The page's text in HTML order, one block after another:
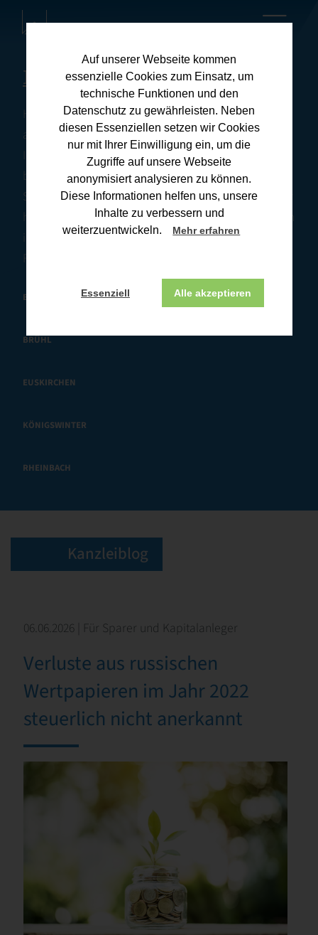
Auf unserer Webseite kommen
essenzielle Cookies zum Einsatz, um
technische Funktionen und den
Datenschutz zu gewährleisten. Neben
diesen Essenziellen setzen wir Cookies
nur mit Ihrer Einwilligung ein, um die
Zugriffe auf unsere Webseite
anonymisiert analysieren zu können.
Diese Informationen helfen uns, unsere
Inhalte zu verbessern und
weiterzuentwickeln.
Mehr erfahren
Essenziell Alle akzeptieren
Kanzleiblog
Hier finden Sie umfassende Informationen zu
aktuellen Steuerthemen und praxisnahen Tipps für
Ihre Steuerangelegenheiten. Unsere Downloads
bieten Ihnen wertvolle Ressourcen, um Ihre
Steuererklärung effizient und korrekt zu erstellen. Wir
halten Sie stets auf dem Laufenden über Änderungen
im Steuerrecht und deren Auswirkungen. Wenn Sie
Fragen haben, melden Sie sich gerne bei uns.
BONN
BRÜHL
EUSKIRCHEN
KÖNIGSWINTER
RHEINBACH
Kanzleiblog
06.06.2026 | Für Sparer und Kapitalanleger
Verluste aus russischen
Wertpapieren im Jahr 2022
steuerlich nicht anerkannt